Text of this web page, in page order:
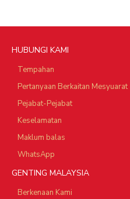
HUBUNGI KAMI
Tempahan
Pertanyaan Berkaitan Mesyuarat
Pejabat-Pejabat
Keselamatan
Maklum balas
WhatsApp
GENTING MALAYSIA
Berkenaan Kami